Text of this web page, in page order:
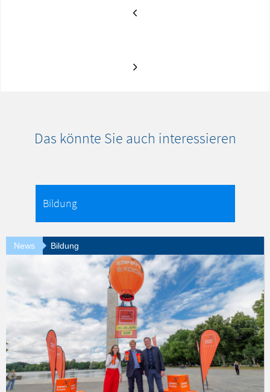
Das könnte Sie auch interessieren
News Bildung